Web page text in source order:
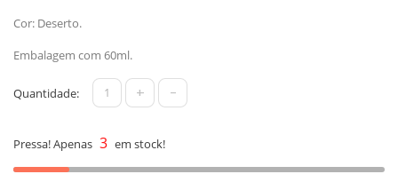
Cor: Deserto.
Embalagem com 60ml.
Quantidade: + -
Pressa! Apenas 3 em stock!